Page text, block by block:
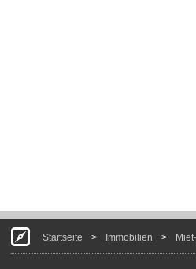
Startseite > Immobilien >